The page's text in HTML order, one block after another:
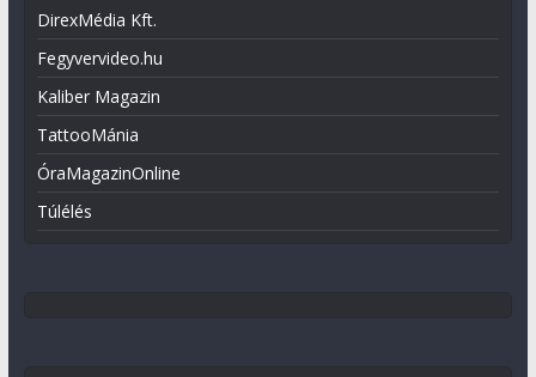
DirexMédia Kft.
Fegyvervideo.hu
Kaliber Magazin
TattooMánia
ÓraMagazinOnline
Túlélés